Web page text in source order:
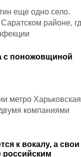
еще одно село.
районе,
с поножовщиной
метро Харьковская
компаниями
к вокалу, а свои
российским